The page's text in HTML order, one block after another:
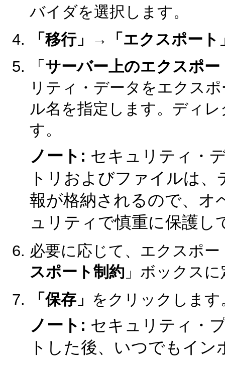
バイダを選択します。
「移行」→「エクスポート
「 サーバー上のエクスポ
リティ・データをエクス
ル名を指定します。ディ
す。
ノート: セキュリティ・
トリおよびファイルは
報が格納されるので、オ
ュリティで慎重に保護し
必要に応じて、エクスポ
スポート制約 」ボックス
「保存」 をクリックします
ノート: セキュリティ・
トした後、いつでもイ